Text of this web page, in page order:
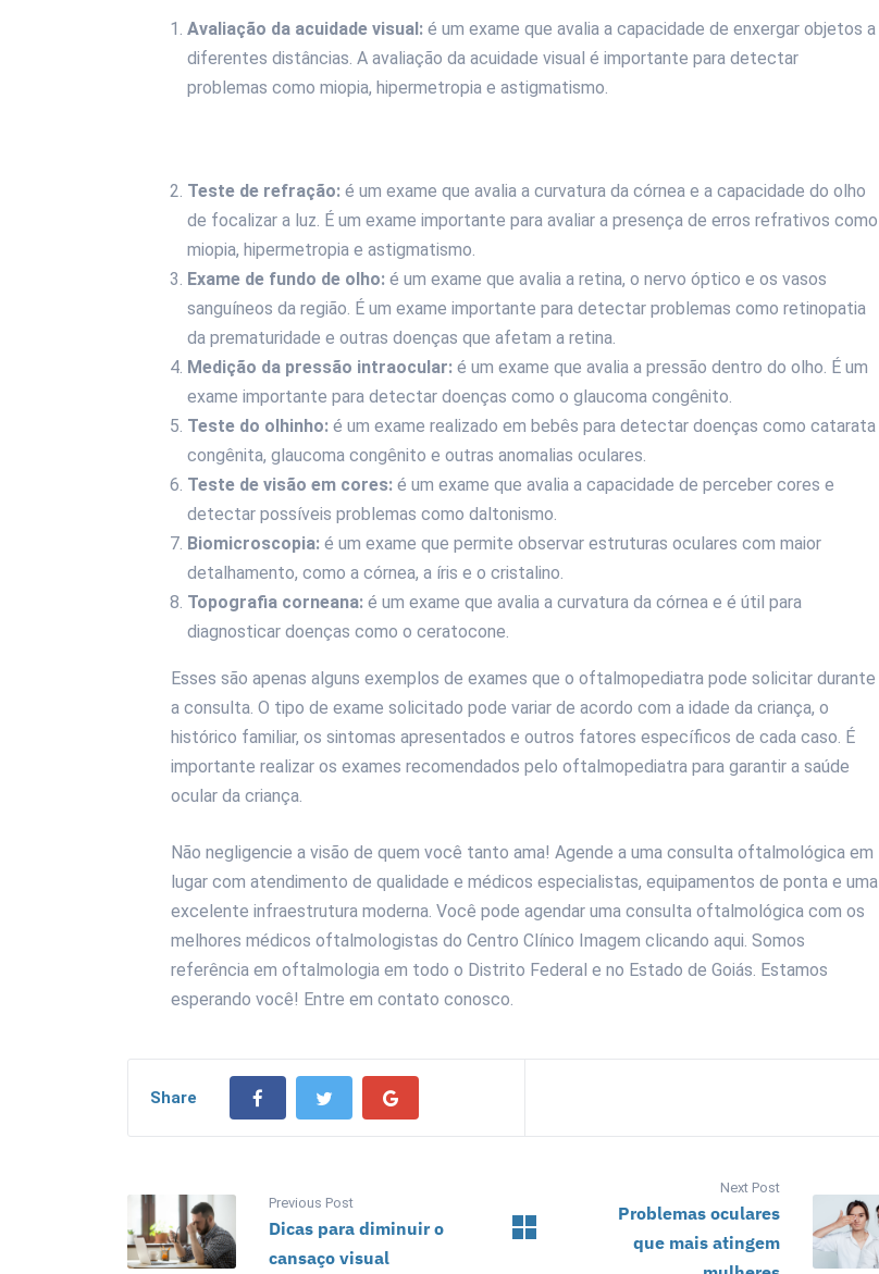
Avaliação da acuidade visual: é um exame que avalia a capacidade de enxergar objetos a
diferentes distâncias. A avaliação da acuidade visual é importante para detectar
problemas como miopia, hipermetropia e astigmatismo.
Teste de refração: é um exame que avalia a curvatura da córnea e a capacidade do olho
de focalizar a luz. É um exame importante para avaliar a presença de erros refrativos como
miopia, hipermetropia e astigmatismo.
Exame de fundo de olho: é um exame que avalia a retina, o nervo óptico e os vasos
sanguíneos da região. É um exame importante para detectar problemas como retinopatia
da prematuridade e outras doenças que afetam a retina.
Medição da pressão intraocular: é um exame que avalia a pressão dentro do olho. É um
exame importante para detectar doenças como o glaucoma congênito.
Teste do olhinho: é um exame realizado em bebês para detectar doenças como catarata
congênita, glaucoma congênito e outras anomalias oculares.
Teste de visão em cores: é um exame que avalia a capacidade de perceber cores e
detectar possíveis problemas como daltonismo.
Biomicroscopia: é um exame que permite observar estruturas oculares com maior
detalhamento, como a córnea, a íris e o cristalino.
Topografia corneana: é um exame que avalia a curvatura da córnea e é útil para
diagnosticar doenças como o ceratocone.
Esses são apenas alguns exemplos de exames que o oftalmopediatra pode solicitar durante
a consulta. O tipo de exame solicitado pode variar de acordo com a idade da criança, o
histórico familiar, os sintomas apresentados e outros fatores específicos de cada caso. É
importante realizar os exames recomendados pelo oftalmopediatra para garantir a saúde
ocular da criança.
Não negligencie a visão de quem você tanto ama! Agende a uma consulta oftalmológica em
lugar com atendimento de qualidade e médicos especialistas, equipamentos de ponta e uma
excelente infraestrutura moderna. Você pode agendar uma consulta oftalmológica com os
melhores médicos oftalmologistas do Centro Clínico Imagem clicando aqui. Somos
referência em oftalmologia em todo o Distrito Federal e no Estado de Goiás. Estamos
esperando você! Entre em contato conosco.
Share
Previous Post
Dicas para diminuir o
cansaço visual
Next Post
Problemas oculares
que mais atingem